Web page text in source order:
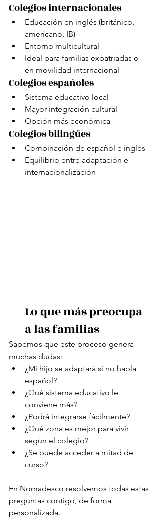
Colegios internacionales
Educación en inglés (británico,
americano, IB)
Entorno multicultural
Ideal para familias expatriadas o
en movilidad internacional
Colegios españoles
Sistema educativo local
Mayor integración cultural
Opción más económica
Colegios bilingües
Combinación de español e inglés
Equilibrio entre adaptación e
internacionalización
Lo que más preocupa
a las familias
Sabemos que este proceso genera
muchas dudas:
¿Mi hijo se adaptará si no habla
español?
¿Qué sistema educativo le
conviene más?
¿Podrá integrarse fácilmente?
¿Qué zona es mejor para vivir
según el colegio?
¿Se puede acceder a mitad de
curso?
En Nomadesco resolvemos todas estas
preguntas contigo, de forma
personalizada.